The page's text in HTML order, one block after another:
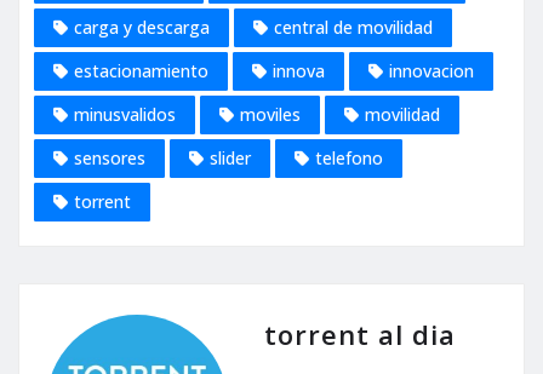
carga y descarga
central de movilidad
estacionamiento
innova
innovacion
minusvalidos
moviles
movilidad
sensores
slider
telefono
torrent
torrent al dia